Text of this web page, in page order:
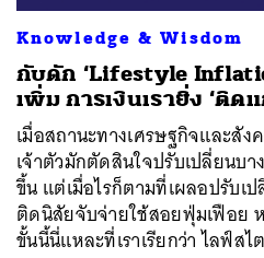
Knowledge & Wisdom
กับดัก ‘Lifestyle
เพิ่ม การเงินเรายิ่ง ‘ติด
เมื่อสถานะทางเศรษฐกิจและสั
เจ้าตัวมักตัดสินใจปรับเปลี่ยนบ
ขึ้น แต่เมื่อไรก็ตามที่เผลอปรับเ
ติดนิสัยจับจ่ายใช้สอยฟุ่มเฟือย
ขั้นนี้นี่แหละที่เราเรียกว่า ไลฟ์ส
SHARE TWEET